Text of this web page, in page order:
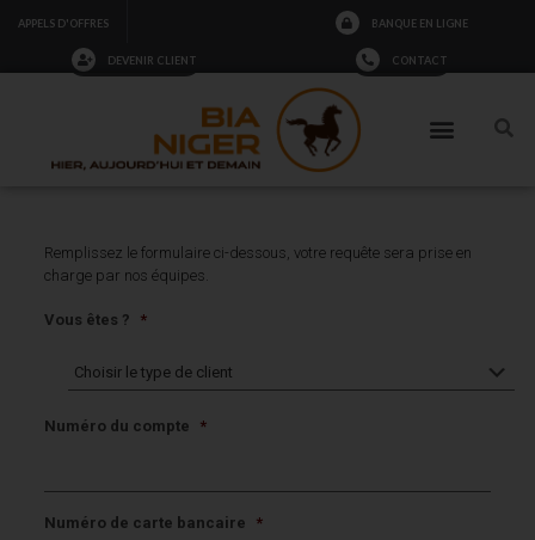
APPELS D'OFFRES BANQUE EN LIGNE
DEVENIR CLIENT CONTACT
Remplissez le formulaire ci-dessous, votre requête sera prise en
charge par nos équipes.
Vous êtes ? *
Numéro du compte *
Numéro de carte bancaire *